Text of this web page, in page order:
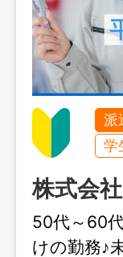
派
学
株式会
50代～60
けの勤務♪